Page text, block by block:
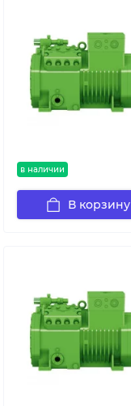
в наличии
В корзину